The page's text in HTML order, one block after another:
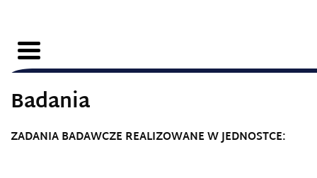
Badania
ZADANIA BADAWCZE REALIZOWANE W JEDNOSTCE: